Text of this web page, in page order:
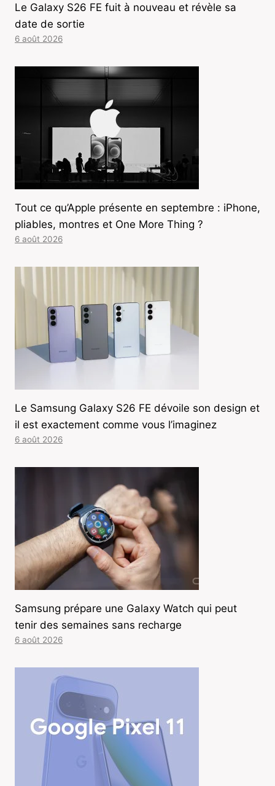
Le Galaxy S26 FE fuit à nouveau et révèle sa
date de sortie
6 août 2026
Tout ce qu’Apple présente en septembre : iPhone,
pliables, montres et One More Thing ?
6 août 2026
Le Samsung Galaxy S26 FE dévoile son design et
il est exactement comme vous l’imaginez
6 août 2026
Samsung prépare une Galaxy Watch qui peut
tenir des semaines sans recharge
6 août 2026